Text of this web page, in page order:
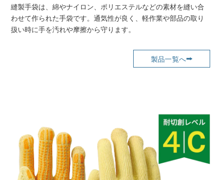
縫製手袋は、綿やナイロン、ポリエステルなどの素材を縫い合
わせて作られた手袋です。通気性が良く、軽作業や部品の取り
扱い時に手を汚れや摩擦から守ります。
製品一覧へ